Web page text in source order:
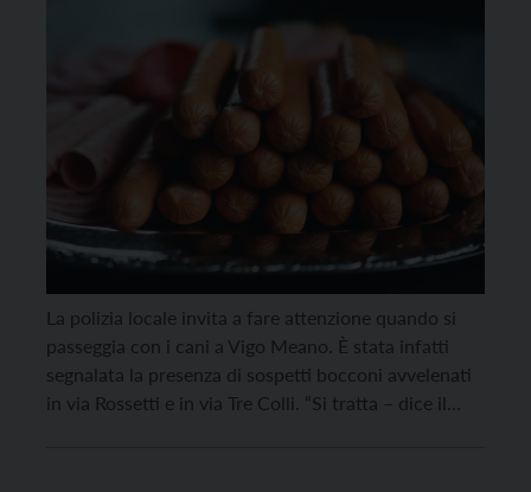
La polizia locale invita a fare attenzione quando si
passeggia con i cani a Vigo Meano. È stata infatti
segnalata la presenza di sospetti bocconi avvelenati
in via Rossetti e in via Tre Colli. “Si tratta – dice il